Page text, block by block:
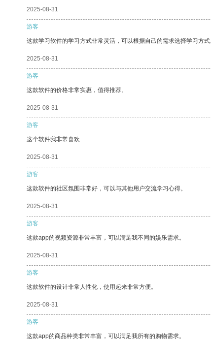
2025-08-31
游客
这款学习软件的学习方式非常灵活，可以根据自己的需求选择学习方
2025-08-31
游客
这款软件的价格非常实惠，值得推荐。
2025-08-31
游客
这个软件我非常喜欢
2025-08-31
游客
这款软件的社区氛围非常好，可以与其他用户交流学习心得。
2025-08-31
游客
这款app的视频资源非常丰富，可以满足我不同的娱乐需求。
2025-08-31
游客
这款软件的设计非常人性化，使用起来非常方便。
2025-08-31
游客
这款app的商品种类非常丰富，可以满足我所有的购物需求。